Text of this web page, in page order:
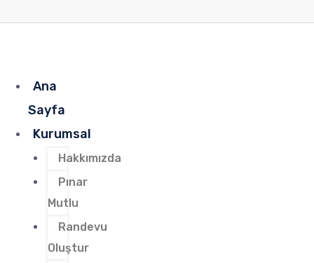
Ana
Sayfa
Kurumsal
Hakkımızda
Pınar
Mutlu
Randevu
Oluştur